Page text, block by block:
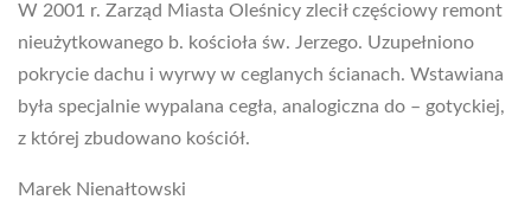
W 2001 r. Zarząd Miasta Oleśnicy zlecił częściowy remont
nieużytkowanego b. kościoła św. Jerzego. Uzupełniono
pokrycie dachu i wyrwy w ceglanych ścianach. Wstawiana
była specjalnie wypalana cegła, analogiczna do – gotyckiej,
z której zbudowano kościół.
Marek Nienałtowski